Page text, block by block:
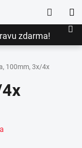
zdarma!
Hľadať
100mm, 3x/4x